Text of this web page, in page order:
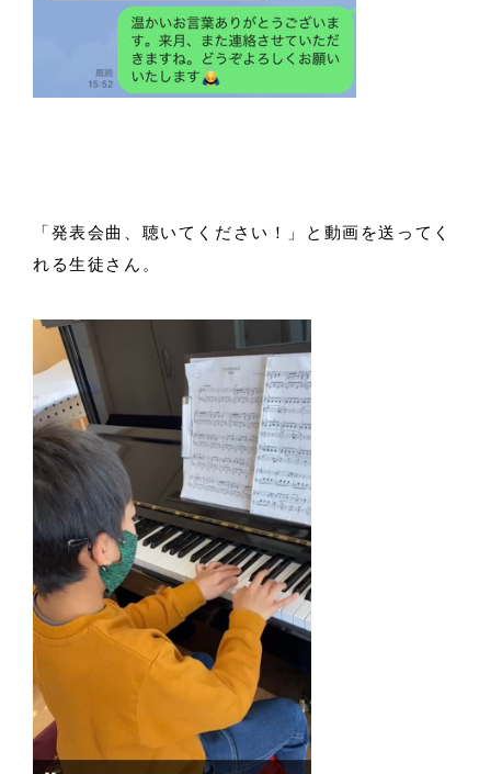
「発表会曲、聴いてください！」と動画を送ってく
れる生徒さん。